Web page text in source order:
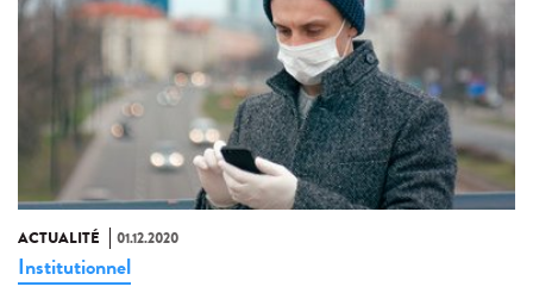
ACTUALITÉ 01.12.2020
Institutionnel